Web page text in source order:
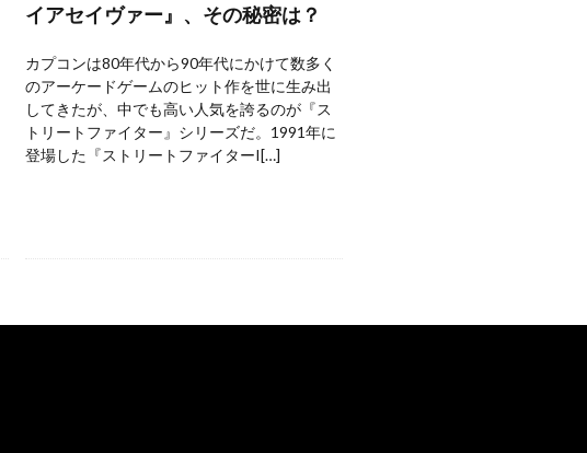
イアセイヴァー』、その秘密は？
カプコンは80年代から90年代にかけて数多く
のアーケードゲームのヒット作を世に生み出
してきたが、中でも高い人気を誇るのが『ス
トリートファイター』シリーズだ。1991年に
登場した『ストリートファイターI[…]